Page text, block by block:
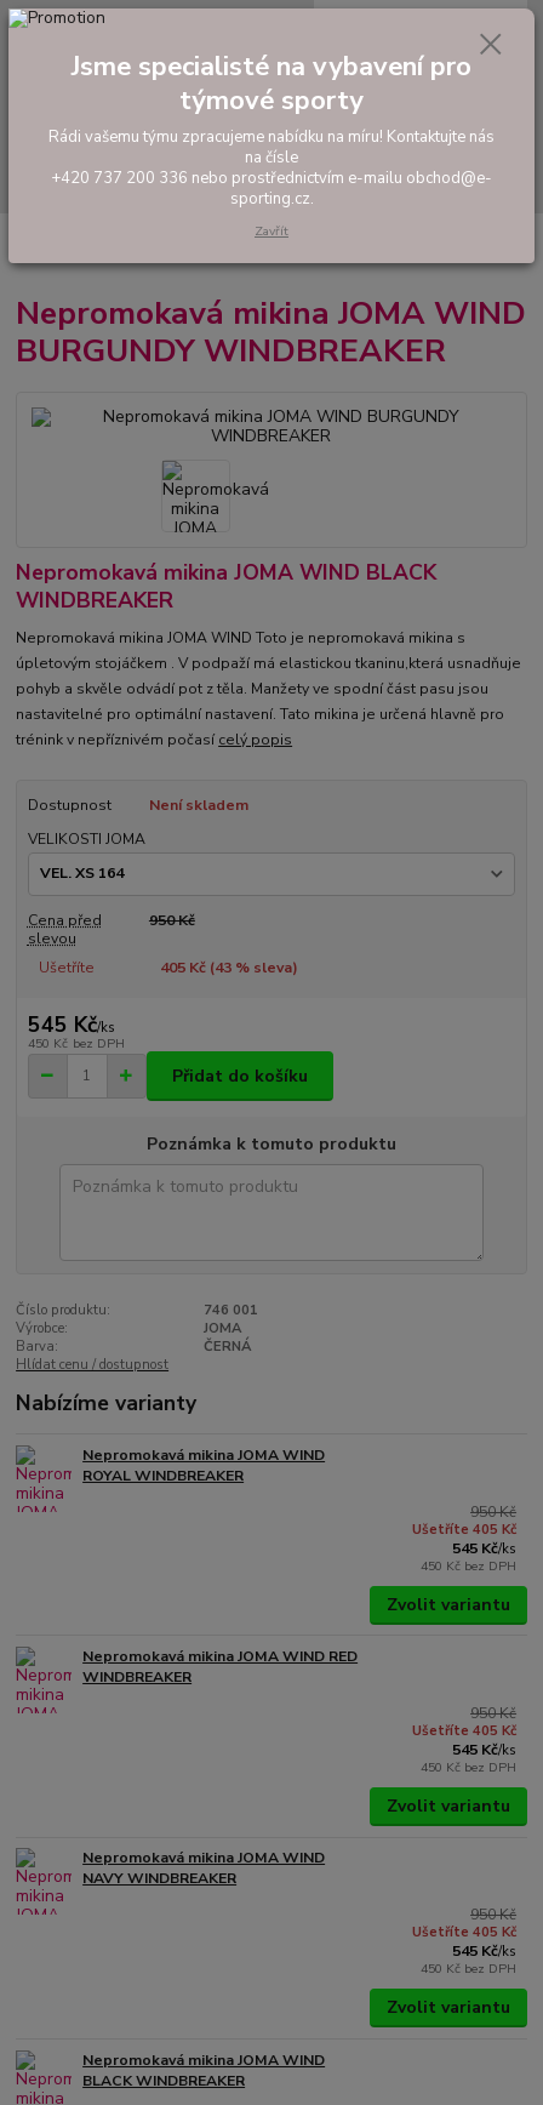
Hledat
tel: +420 737 200 336
0,00 Kč
Oblečení do deště
BURGUNDY WINDBREAKER
Nepromokavá mikina JOMA WIND
BURGUNDY WINDBREAKER
Nepromokavá mikina JOMA WIND BLACK
WINDBREAKER
Nepromokavá mikina JOMA WIND Toto je nepromokavá mikina s
úpletovým stojáčkem . V podpaží má elastickou tkaninu,která usnadňuje
pohyb a skvěle odvádí pot z těla. Manžety ve spodní část pasu jsou
nastavitelné pro optimální nastavení. Tato mikina je určená hlavně pro
trénink v nepříznivém počasí celý popis
Dostupnost
Není skladem
VELIKOSTI JOMA
Cena před
slevou
950 Kč
Ušetříte 405 Kč (43% sleva)
545 Kč/ks
450 Kč bez DPH
Přidat do košíku
Poznámka k tomuto produktu
Číslo produktu:
746 001
Výrobce:
JOMA
Barva:
ČERNÁ
Hlídat cenu / dostupnost
Nabízíme varianty
Nepromokavá mikina JOMA WIND
ROYAL WINDBREAKER
950 Kč
Ušetříte 405 Kč
545 Kč/ks
450 Kč bez DPH
Zvolit variantu
Nepromokavá mikina JOMA WIND RED
WINDBREAKER
950 Kč
Ušetříte 405 Kč
545 Kč/ks
450 Kč bez DPH
Zvolit variantu
Nepromokavá mikina JOMA WIND
NAVY WINDBREAKER
950 Kč
Ušetříte 405 Kč
545 Kč/ks
450 Kč bez DPH
Zvolit variantu
Nepromokavá mikina JOMA WIND
BLACK WINDBREAKER
Jsme specialisté na vybavení pro
týmové sporty
Rádi vašemu týmu zpracujeme nabídku na míru! Kontaktujte nás
na čísle
+420 737 200 336 nebo prostřednictvím e-mailu obchod@e-
sporting.cz.
Zavřít